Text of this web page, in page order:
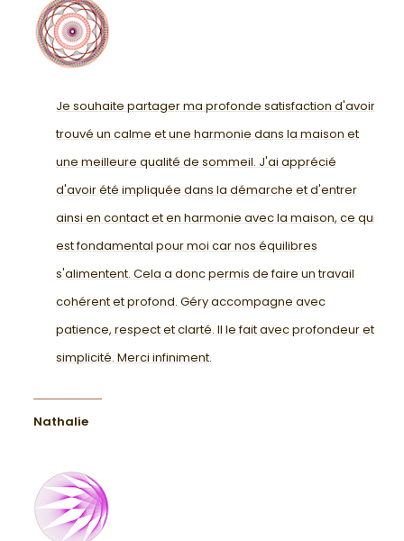
Je souhaite partager ma profonde satisfaction d'avoir
trouvé un calme et une harmonie dans la maison et
une meilleure qualité de sommeil. J'ai apprécié
d'avoir été impliquée dans la démarche et d'entrer
ainsi en contact et en harmonie avec la maison, ce qui
est fondamental pour moi car nos équilibres
s'alimentent. Cela a donc permis de faire un travail
cohérent et profond. Géry accompagne avec
patience, respect et clarté. Il le fait avec profondeur et
simplicité. Merci infiniment.
Nathalie